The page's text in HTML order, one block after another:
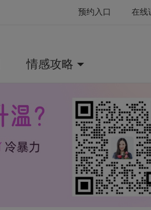
预约入口 在线
情感攻略